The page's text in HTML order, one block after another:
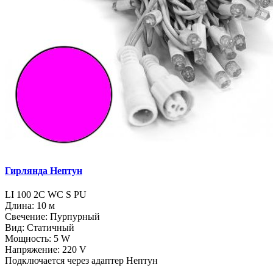
Гирлянда Нептун
LI 100 2C WC S PU
Длина: 10 м
Свечение: Пурпурный
Вид: Статичный
Мощность: 5 W
Напряжение: 220 V
Подключается через адаптер Нептун